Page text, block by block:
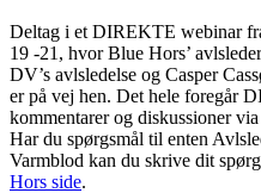
Deltag i et DIREKTE webinar
19 -21, hvor Blue Hors’
DV’s avlsledelse og Casper
er på vej hen. Det hele foregår
kommentarer og diskussioner
Har du spørgsmål til enten
Varmblod kan du skrive dit
Hors side.